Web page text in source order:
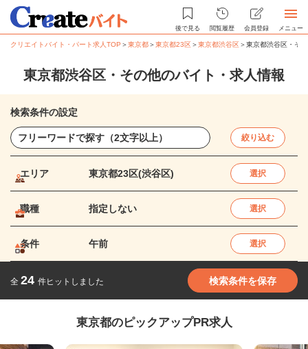
後で見る 閲覧履歴 会員登録 メニュー
クリエイトバイト・パート求人TOP ＞東京都＞東京都23区＞東京都渋谷区＞東京都渋谷区・そ
東京都渋谷区・その他のバイト・求人情報
検索条件の設定
絞り込む
エリア 東京都23区(渋谷区) 選択
職種 指定しない 選択
条件 午前 選択
全 24 件ヒットしました 検索条件を保存
東京都のピックアップPR求人